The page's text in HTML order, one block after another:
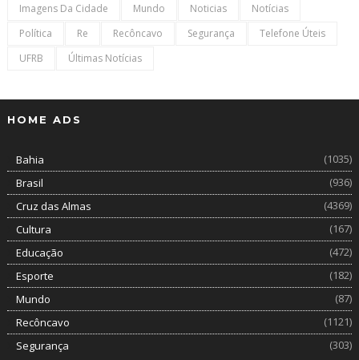
Imagens Da Cidade
Mundo Noticias
Notícias
Política
Re Recôncavo Segurança
Telefone Úteis
UFRB
Últimas Notícias
HOME ADS
Bahia
(1035)
Brasil
(936)
Cruz das Almas
(4369)
Cultura
(167)
Educação
(472)
Esporte
(182)
Mundo
(87)
Recôncavo
(1121)
Segurança
(303)